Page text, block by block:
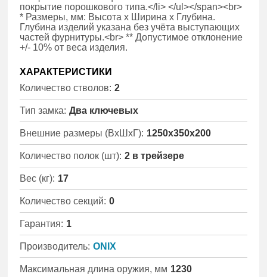
покрытие порошкового типа.</li> </ul></span><br>
* Размеры, мм: Высота x Ширина x Глубина.
Глубина изделий указана без учёта выступающих
частей фурнитуры.<br> ** Допустимое отклонение
+/- 10% от веса изделия.
ХАРАКТЕРИСТИКИ
Количество стволов: 2
Тип замка: Два ключевых
Внешние размеры (ВхШхГ): 1250x350x200
Количество полок (шт): 2 в трейзере
Вес (кг): 17
Количество секций: 0
Гарантия: 1
Производитель: ONIX
Максимальная длина оружия, мм 1230